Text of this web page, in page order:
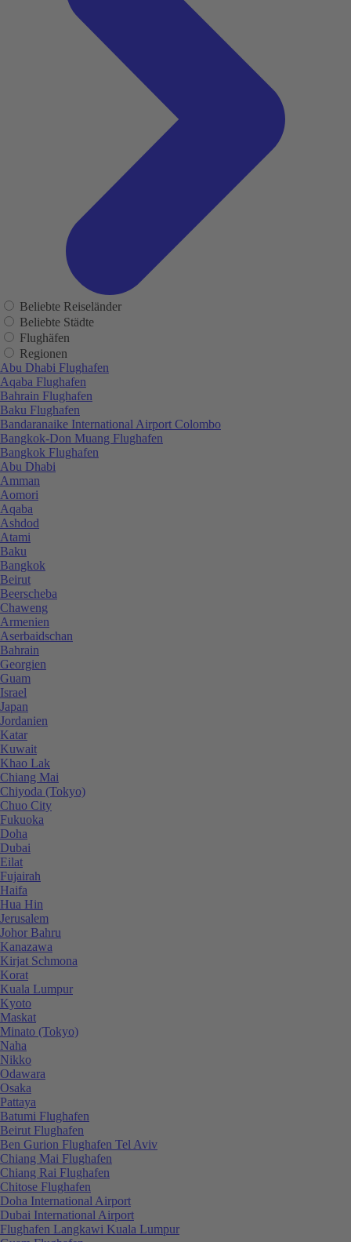
Beliebte Reiseländer
Beliebte Städte
Flughäfen
Regionen
Abu Dhabi Flughafen
Aqaba Flughafen
Bahrain Flughafen
Baku Flughafen
Bandaranaike International Airport Colombo
Bangkok-Don Muang Flughafen
Bangkok Flughafen
Abu Dhabi
Amman
Aomori
Aqaba
Ashdod
Atami
Baku
Bangkok
Beirut
Beerscheba
Chaweng
Armenien
Aserbaidschan
Bahrain
Georgien
Guam
Israel
Japan
Jordanien
Katar
Kuwait
Khao Lak
Chiang Mai
Chiyoda (Tokyo)
Chuo City
Fukuoka
Doha
Dubai
Eilat
Fujairah
Haifa
Hua Hin
Jerusalem
Johor Bahru
Kanazawa
Kirjat Schmona
Korat
Kuala Lumpur
Kyoto
Maskat
Minato (Tokyo)
Naha
Nikko
Odawara
Osaka
Pattaya
Batumi Flughafen
Beirut Flughafen
Ben Gurion Flughafen Tel Aviv
Chiang Mai Flughafen
Chiang Rai Flughafen
Chitose Flughafen
Doha International Airport
Dubai International Airport
Flughafen Langkawi Kuala Lumpur